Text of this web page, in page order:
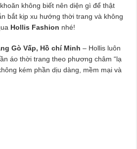
không biết nên diện gì để thật
bắt kịp xu hướng thời trang và không
Hollis Fashion nhé!
Gò Vấp, Hồ chí Minh – Hollis luôn
áo thời trang theo phương châm “lạ
kém phần dịu dàng, mềm mại và